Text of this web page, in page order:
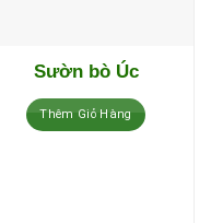
Sườn bò Úc
Thêm Giỏ Hàng